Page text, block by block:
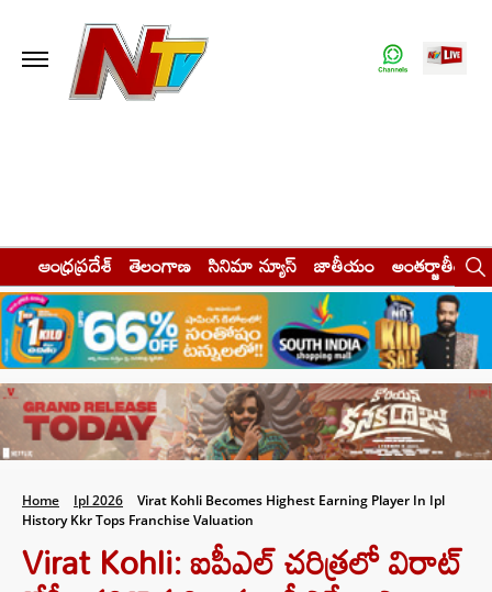
ఆంధ్రప్రదేశ్ తెలంగాణ సినిమా న్యూస్ జాతీయం అంతర్జాతీయం
Home Ipl 2026
Virat Kohli Becomes Highest Earning Player In Ipl
History Kkr Tops Franchise Valuation
Virat Kohli: ఐపీఎల్ చరిత్రలో విరాట్